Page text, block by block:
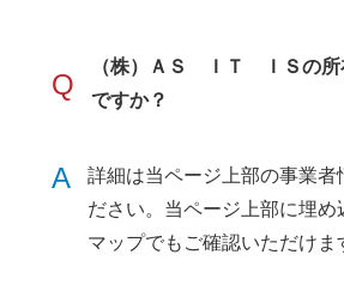
Q
（株）ＡＳ ＩＴ ＩＳの所
ですか？
A
詳細は当ページ上部の事業者
ださい。当ページ上部に埋め
マップでもご確認いただけま